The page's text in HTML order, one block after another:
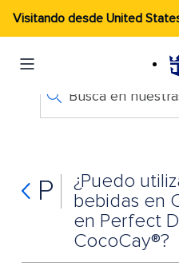
Visitando desde United
P
¿Puedo
bebidas en
en Perfect
CocoCay®?